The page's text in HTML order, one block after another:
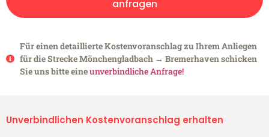
anfragen
Für einen detaillierte Kostenvoranschlag zu Ihrem Anliegen
für die Strecke Mönchengladbach → Bremerhaven schicken
Sie uns bitte eineunverbindliche Anfrage!
Unverbindlichen Kostenvoranschlag erhalten